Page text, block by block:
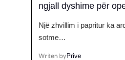
ngjall dyshime për
Një zhvillim i papritur ka
sotme…
Writen byPrive